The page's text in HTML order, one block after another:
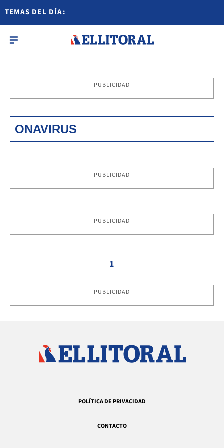
TEMAS DEL DÍA:
PUBLICIDAD
ONAVIRUS
PUBLICIDAD
PUBLICIDAD
1
PUBLICIDAD
POLÍTICA DE PRIVACIDAD
CONTACTO